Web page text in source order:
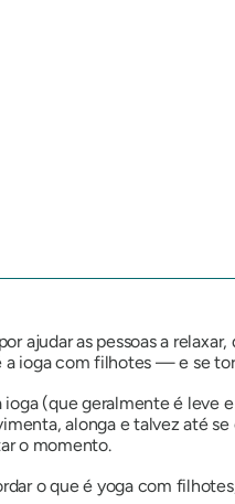
ajudar as pessoas a
a ioga com filhotes — e se
ioga (que geralmente é leve
alonga e talvez até
o momento.
o que é yoga com